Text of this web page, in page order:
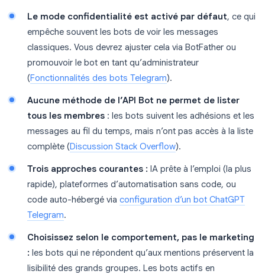
Le mode confidentialité est activé par défaut, ce qui
empêche souvent les bots de voir les messages
classiques. Vous devrez ajuster cela via BotFather ou
promouvoir le bot en tant qu’administrateur
(Fonctionnalités des bots Telegram).
Aucune méthode de l’API Bot ne permet de lister
tous les membres : les bots suivent les adhésions et les
messages au fil du temps, mais n’ont pas accès à la liste
complète (Discussion Stack Overflow).
Trois approches courantes : IA prête à l’emploi (la plus
rapide), plateformes d’automatisation sans code, ou
code auto-hébergé via configuration d’un bot ChatGPT
Telegram.
Choisissez selon le comportement, pas le marketing
: les bots qui ne répondent qu’aux mentions préservent la
lisibilité des grands groupes. Les bots actifs en